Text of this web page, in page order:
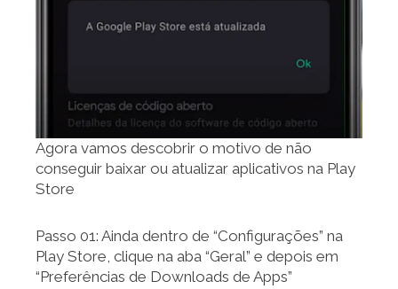
Agora vamos descobrir o motivo de não
conseguir baixar ou atualizar aplicativos na Play
Store
Passo 01: Ainda dentro de “Configurações” na
Play Store, clique na aba “Geral” e depois em
“Preferências de Downloads de Apps”